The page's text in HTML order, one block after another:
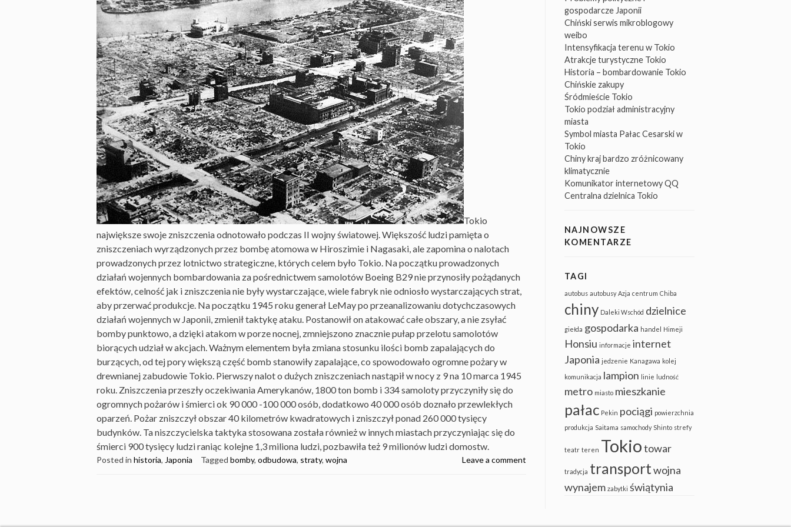
Tokio
największe swoje zniszczenia odnotowało podczas II wojny światowej. Większość ludzi pamięta o
zniszczeniach wyrządzonych przez bombę atomowa w Hiroszimie i Nagasaki, ale zapomina o nalotach
prowadzonych przez lotnictwo strategiczne, których celem było Tokio. Na początku prowadzonych
działań wojennych bombardowania za pośrednictwem samolotów Boeing B29 nie przynosiły pożądanych
efektów, celność jak i zniszczenia nie były wystarczające, wiele fabryk nie odniosło wystarczających strat,
aby przerwać produkcje. Na początku 1945 roku generał LeMay po przeanalizowaniu dotychczasowych
działań wojennych w Japonii, zmienił taktykę ataku. Postanowił on atakować całe obszary, a nie zsyłać
bomby punktowo, a dzięki atakom w porze nocnej, zmniejszono znacznie pułap przelotu samolotów
biorących udział w akcjach. Ważnym elementem była zmiana stosunku ilości bomb zapalających do
burzących, od tej pory większą część bomb stanowiły zapalające, co spowodowało ogromne pożary w
drewnianej zabudowie Tokio. Pierwszy nalot o dużych zniszczeniach nastąpił w nocy z 9 na 10 marca 1945
roku. Zniszczenia przeszły oczekiwania Amerykanów, 1800 ton bomb i 334 samoloty przyczyniły się do
ogromnych pożarów i śmierci ok 90 000 -100 000 osób, dodatkowo 40 000 osób doznało przewlekłych
oparzeń. Pożar zniszczył obszar 40 kilometrów kwadratowych i zniszczył ponad 260 000 tysięcy
budynków. Ta niszczycielska taktyka stosowana została również w innych miastach przyczyniając się do
śmierci 900 tysięcy ludzi raniąc kolejne 1,3 miliona ludzi, pozbawiła też 9 milionów ludzi domostw.
Posted in historia, Japonia Tagged bomby, odbudowa, straty, wojna Leave a comment
gospodarcze Japonii
Chiński serwis mikroblogowy
weibo
Intensyfikacja terenu w Tokio
Atrakcje turystyczne Tokio
Historia – bombardowanie Tokio
Chińskie zakupy
Śródmieście Tokio
Tokio podział administracyjny
miasta
Symbol miasta Pałac Cesarski w
Tokio
Chiny kraj bardzo zróżnicowany
klimatycznie
Komunikator internetowy QQ
Centralna dzielnica Tokio
NAJNOWSZE
KOMENTARZE
TAGI
autobus autobusy Azja centrum Chiba
chiny Daleki Wschód dzielnice
giełda gospodarka handel Himeji
Honsiu informacje internet
Japonia jedzenie Kanagawa kolej
komunikacja lampion linie ludność
metro miasto mieszkanie
pałac Pekin pociągi powierzchnia
produkcja Saitama samochody Shinto strefy
teatr teren Tokiotowar
tradycja transportwojna
wynajem zabytki świątynia